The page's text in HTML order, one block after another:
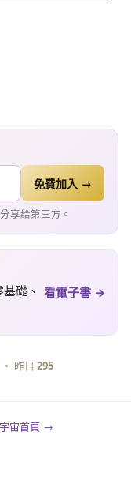
免費加入 →
享給第三方。
基礎、 看電子書 →
昨日 295
宙首頁 →